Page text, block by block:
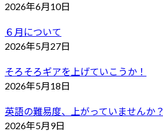
2026年6月10日
６月について
2026年5月27日
そろそろギアを上げていこうか！
2026年5月18日
英語の難易度、上がっていませんか？
2026年5月9日